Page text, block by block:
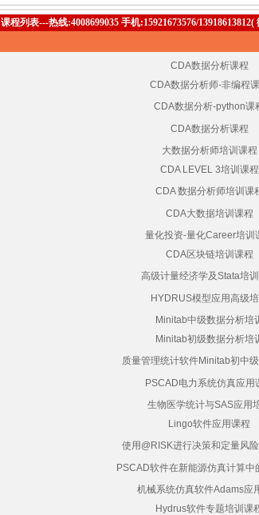
DSP2000电机控制培训马上开课了！
课程列表---热线:4008699035 手机:15921673576/13918613812(
CDA数据分析课程
CDA数据分析师-非编程
CDA数据分析-python课
CDA数据分析课程
大数据分析师培训课程
CDA LEVEL 3培训课程
CDA 数据分析师培训课
CDA大数据培训课程
量化投资-量化Career培训
CDA区块链培训课程
高级计量经济学及Stata培
HYDRUS模型应用高级培
Minitab中级数据分析培
Minitab初级数据分析培
质量管理统计软件Minitab初中级
PSCAD电力系统仿真应用
生物医学统计与SAS应用
Lingo软件应用课程
使用@RISK进行决策和定量风险
PSCAD软件在新能源仿真计算中
机械系统仿真软件Adams应
Hydrus软件专题培训课